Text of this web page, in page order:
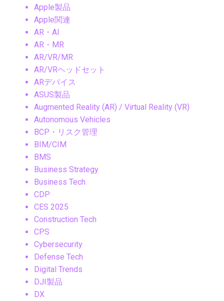
Apple製品
Apple関連
AR・AI
AR・MR
AR/VR/MR
AR/VRヘッドセット
ARデバイス
ASUS製品
Augmented Reality (AR) / Virtual Reality (VR)
Autonomous Vehicles
BCP・リスク管理
BIM/CIM
BMS
Business Strategy
Business Tech
CDP
CES 2025
Construction Tech
CPS
Cybersecurity
Defense Tech
Digital Trends
DJI製品
DX